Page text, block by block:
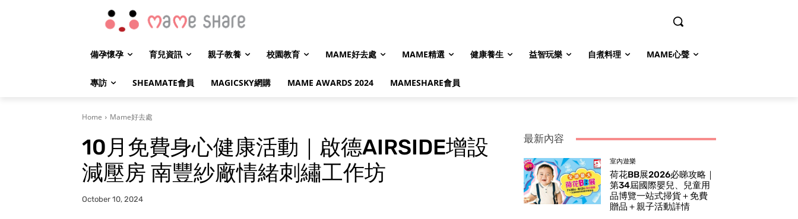
備孕懷孕 育兒資訊 親子教養 校園教育 MAME好去處 MAME精選 健康養生 益智玩樂 自煮料理 MAME心聲
專訪 SHEAMATE會員 MAGICSKY網購 MAME AWARDS 2024 MAMESHARE會員
Home Mame好去處
10月免費身心健康活動｜啟德AIRSIDE增設
減壓房 南豐紗廠情緒刺繡工作坊
October 10, 2024
最新內容
室內遊樂
荷花BB展2026必睇攻略｜
第34屆國際嬰兒、兒童用
品博覽一站式掃貨＋免費
贈品＋親子活動詳情